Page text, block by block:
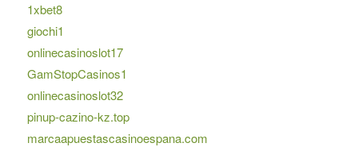
1xbet8
giochi1
onlinecasinoslot17
GamStopCasinos1
onlinecasinoslot32
pinup-cazino-kz.top
marcaapuestascasinoespana.com